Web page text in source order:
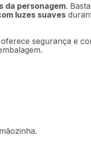
da personagem.
luzes suaves
segurança e